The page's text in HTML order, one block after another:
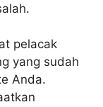
pelacak
yang sudah
Anda.